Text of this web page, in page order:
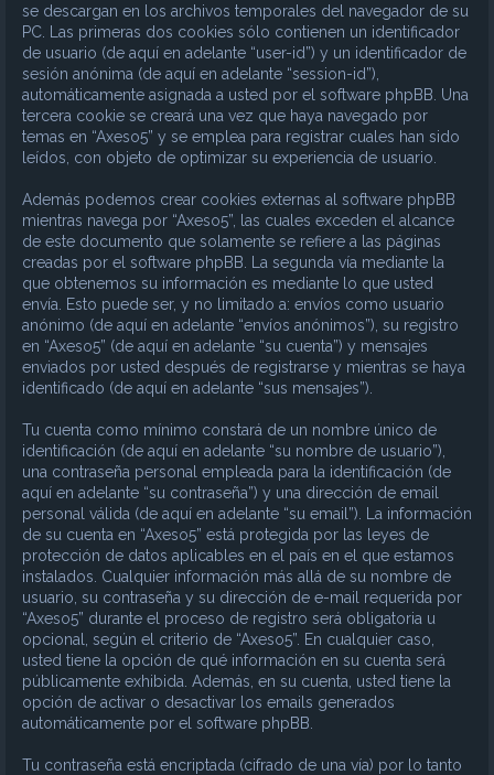
se descargan en los archivos temporales del navegador de su
PC. Las primeras dos cookies sólo contienen un identificador
de usuario (de aquí en adelante “user-id”) y un identificador de
sesión anónima (de aquí en adelante “session-id”),
automáticamente asignada a usted por el software phpBB. Una
tercera cookie se creará una vez que haya navegado por
temas en “Axeso5” y se emplea para registrar cuales han sido
leídos, con objeto de optimizar su experiencia de usuario.
Además podemos crear cookies externas al software phpBB
mientras navega por “Axeso5”, las cuales exceden el alcance
de este documento que solamente se refiere a las páginas
creadas por el software phpBB. La segunda vía mediante la
que obtenemos su información es mediante lo que usted
envía. Esto puede ser, y no limitado a: envíos como usuario
anónimo (de aquí en adelante “envíos anónimos”), su registro
en “Axeso5” (de aquí en adelante “su cuenta”) y mensajes
enviados por usted después de registrarse y mientras se haya
identificado (de aquí en adelante “sus mensajes”).
Tu cuenta como mínimo constará de un nombre único de
identificación (de aquí en adelante “su nombre de usuario”),
una contraseña personal empleada para la identificación (de
aquí en adelante “su contraseña”) y una dirección de email
personal válida (de aquí en adelante “su email”). La información
de su cuenta en “Axeso5” está protegida por las leyes de
protección de datos aplicables en el país en el que estamos
instalados. Cualquier información más allá de su nombre de
usuario, su contraseña y su dirección de e-mail requerida por
“Axeso5” durante el proceso de registro será obligatoria u
opcional, según el criterio de “Axeso5”. En cualquier caso,
usted tiene la opción de qué información en su cuenta será
públicamente exhibida. Además, en su cuenta, usted tiene la
opción de activar o desactivar los emails generados
automáticamente por el software phpBB.
Tu contraseña está encriptada (cifrado de una vía) por lo tanto